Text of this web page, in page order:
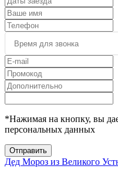
*Нажимая на кнопку, вы
персональных данных
Отправить
Дед Мороз из Великого